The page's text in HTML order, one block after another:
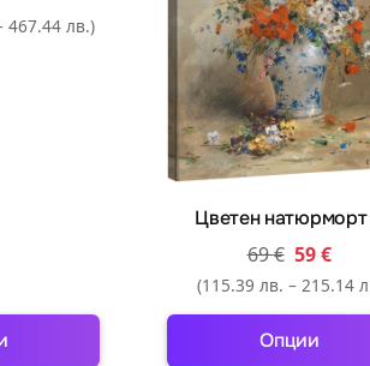
chosen
on
the
product
page
467.44 лв.)
Цветен
69€ 59€
(115.39 лв. – 215.14
Опции